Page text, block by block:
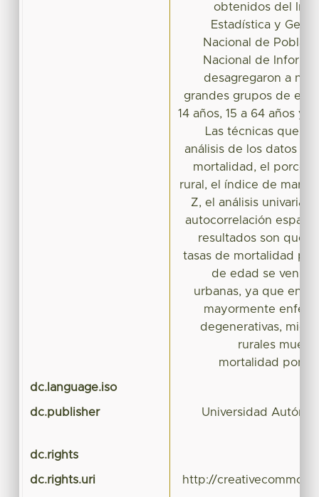
obtenidos del
Estadística y
Nacional de
Nacional de
desagregaron a
grandes grupos de
14 años, 15 a 64 años y
Las técnicas que
análisis de los datos
mortalidad, el
rural, el índice de
Z, el análisis
autocorrelación
resultados son que
tasas de mortalidad
de edad se ven
urbanas, ya que en
mayormente
degenerativas,
rurales
mortalidad por
dc.language.iso
dc.publisher Universidad
dc.rights
dc.rights.uri http://